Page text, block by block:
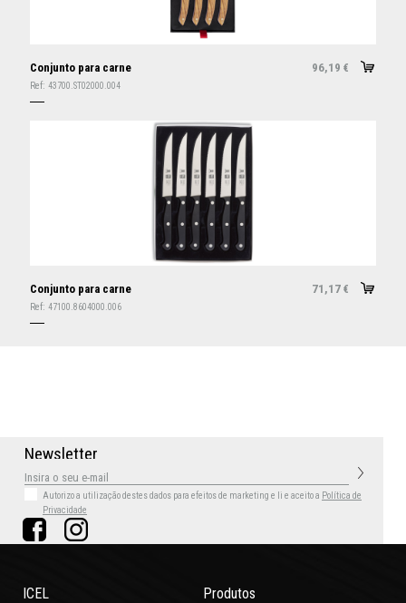
Conjunto para carne 96,19 €
Ref: 43700.ST02000.004
Conjunto para carne 71,17 €
Ref: 47100.8604000.006
Newsletter
Autorizo a utilização destes dados para efeitos de marketing e li e aceito a Política de
Privacidade
ICEL Produtos